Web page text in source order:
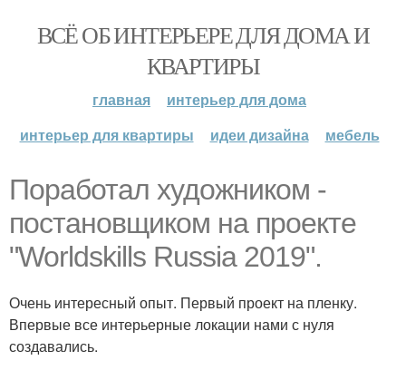
ВСЁ ОБ ИНТЕРЬЕРЕ ДЛЯ ДОМА И
КВАРТИРЫ
главная
интерьер для дома
интерьер для квартиры
идеи дизайна мебель
Поработал художником -
постановщиком на проекте
"Worldskills Russia 2019".
Очень интересный опыт. Первый проект на пленку.
Впервые все интерьерные локации нами с нуля
создавались.